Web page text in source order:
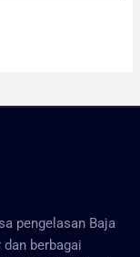
pengelasan Baja
berbagai